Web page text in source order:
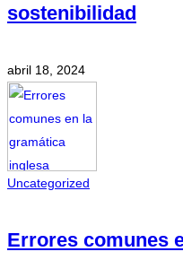
sostenibilidad
abril 18, 2024
Uncategorized
Errores comunes